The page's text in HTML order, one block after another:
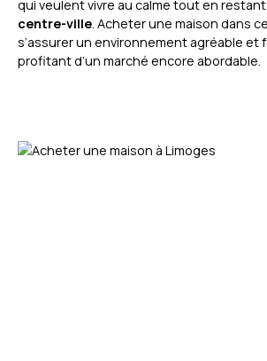
qui veulent vivre au calme tout en restant
centre-ville . Acheter une maison dans
s’assurer un environnement agréable et
profitant d’un marché encore abordable.